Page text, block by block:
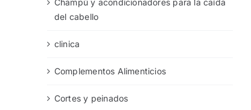
del cabello
clinica
Complementos Alimenticios
Cortes y peinados